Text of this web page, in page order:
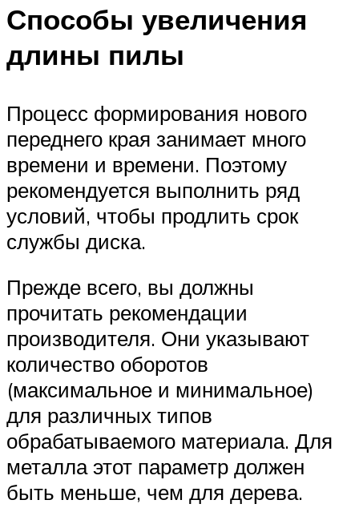
Способы увеличения
длины пилы
Процесс формирования нового
переднего края занимает много
времени и времени. Поэтому
рекомендуется выполнить ряд
условий, чтобы продлить срок
службы диска.
Прежде всего, вы должны
прочитать рекомендации
производителя. Они указывают
количество оборотов
(максимальное и минимальное)
для различных типов
обрабатываемого материала. Для
металла этот параметр должен
быть меньше, чем для дерева.